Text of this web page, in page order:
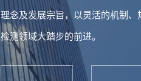
理念及发展宗旨，以灵活的机制
检测领域大踏步的前进。